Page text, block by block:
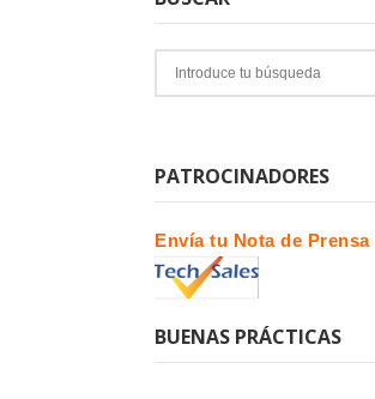
PATROCINADORES
Envía tu Nota de Prensa
BUENAS PRÁCTICAS